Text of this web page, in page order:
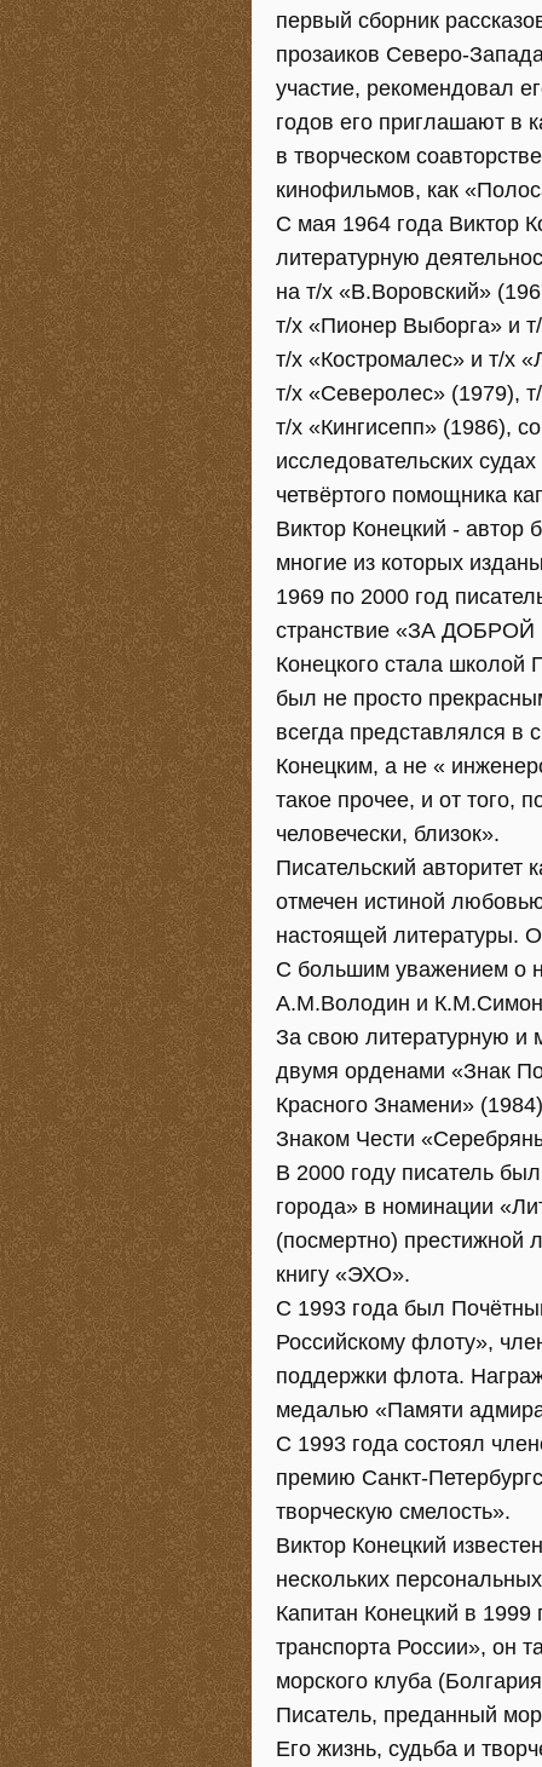
первый сборник
прозаиков Северо-
участие, рекомендовал
годов его приглашают в
в творческом
кинофильмов, как
С мая 1964 года Виктор
литературную
на т/х «В.Воровский»
т/х «Пионер Выборга» и
т/х «Костромалес» и т/х
т/х «Северолес» (1979),
т/х «Кингисепп» (1986),
исследовательских
четвёртого помощника
Виктор Конецкий - автор
многие из которых
1969 по 2000 год
странствие «ЗА ДОБРОЙ
Конецкого стала
был не просто
всегда представлялся в
Конецким, а не «
такое прочее, и от того,
человечески, близок».
Писательский авторитет
отмечен истиной
настоящей литературы.
С большим уважением о
А.М.Володин и
За свою литературную и
двумя орденами «Знак
Красного Знамени»
Знаком Чести
В 2000 году писатель
города» в номинации
(посмертно) престижной
книгу «ЭХО».
С 1993 года был
Российскому флоту»,
поддержки флота.
медалью «Памяти
С 1993 года состоял
премию Санкт-
творческую смелость».
Виктор Конецкий
нескольких
Капитан Конецкий в
транспорта России», он
морского клуба
Писатель, преданный
Его жизнь, судьба и